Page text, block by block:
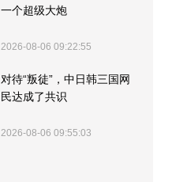
一个超级大炮
2026-08-06 09:22:55
对待“叛徒”，中日韩三国网
民达成了共识
2026-08-06 09:55:03